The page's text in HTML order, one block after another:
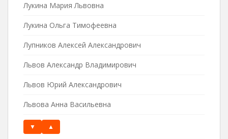
Лукина Мария Львовна
Лукина Ольга Тимофеевна
Лупников Алексей Александрович
Львов Александр Владимирович
Львов Юрий Александрович
Львова Анна Васильевна
▼ ▲